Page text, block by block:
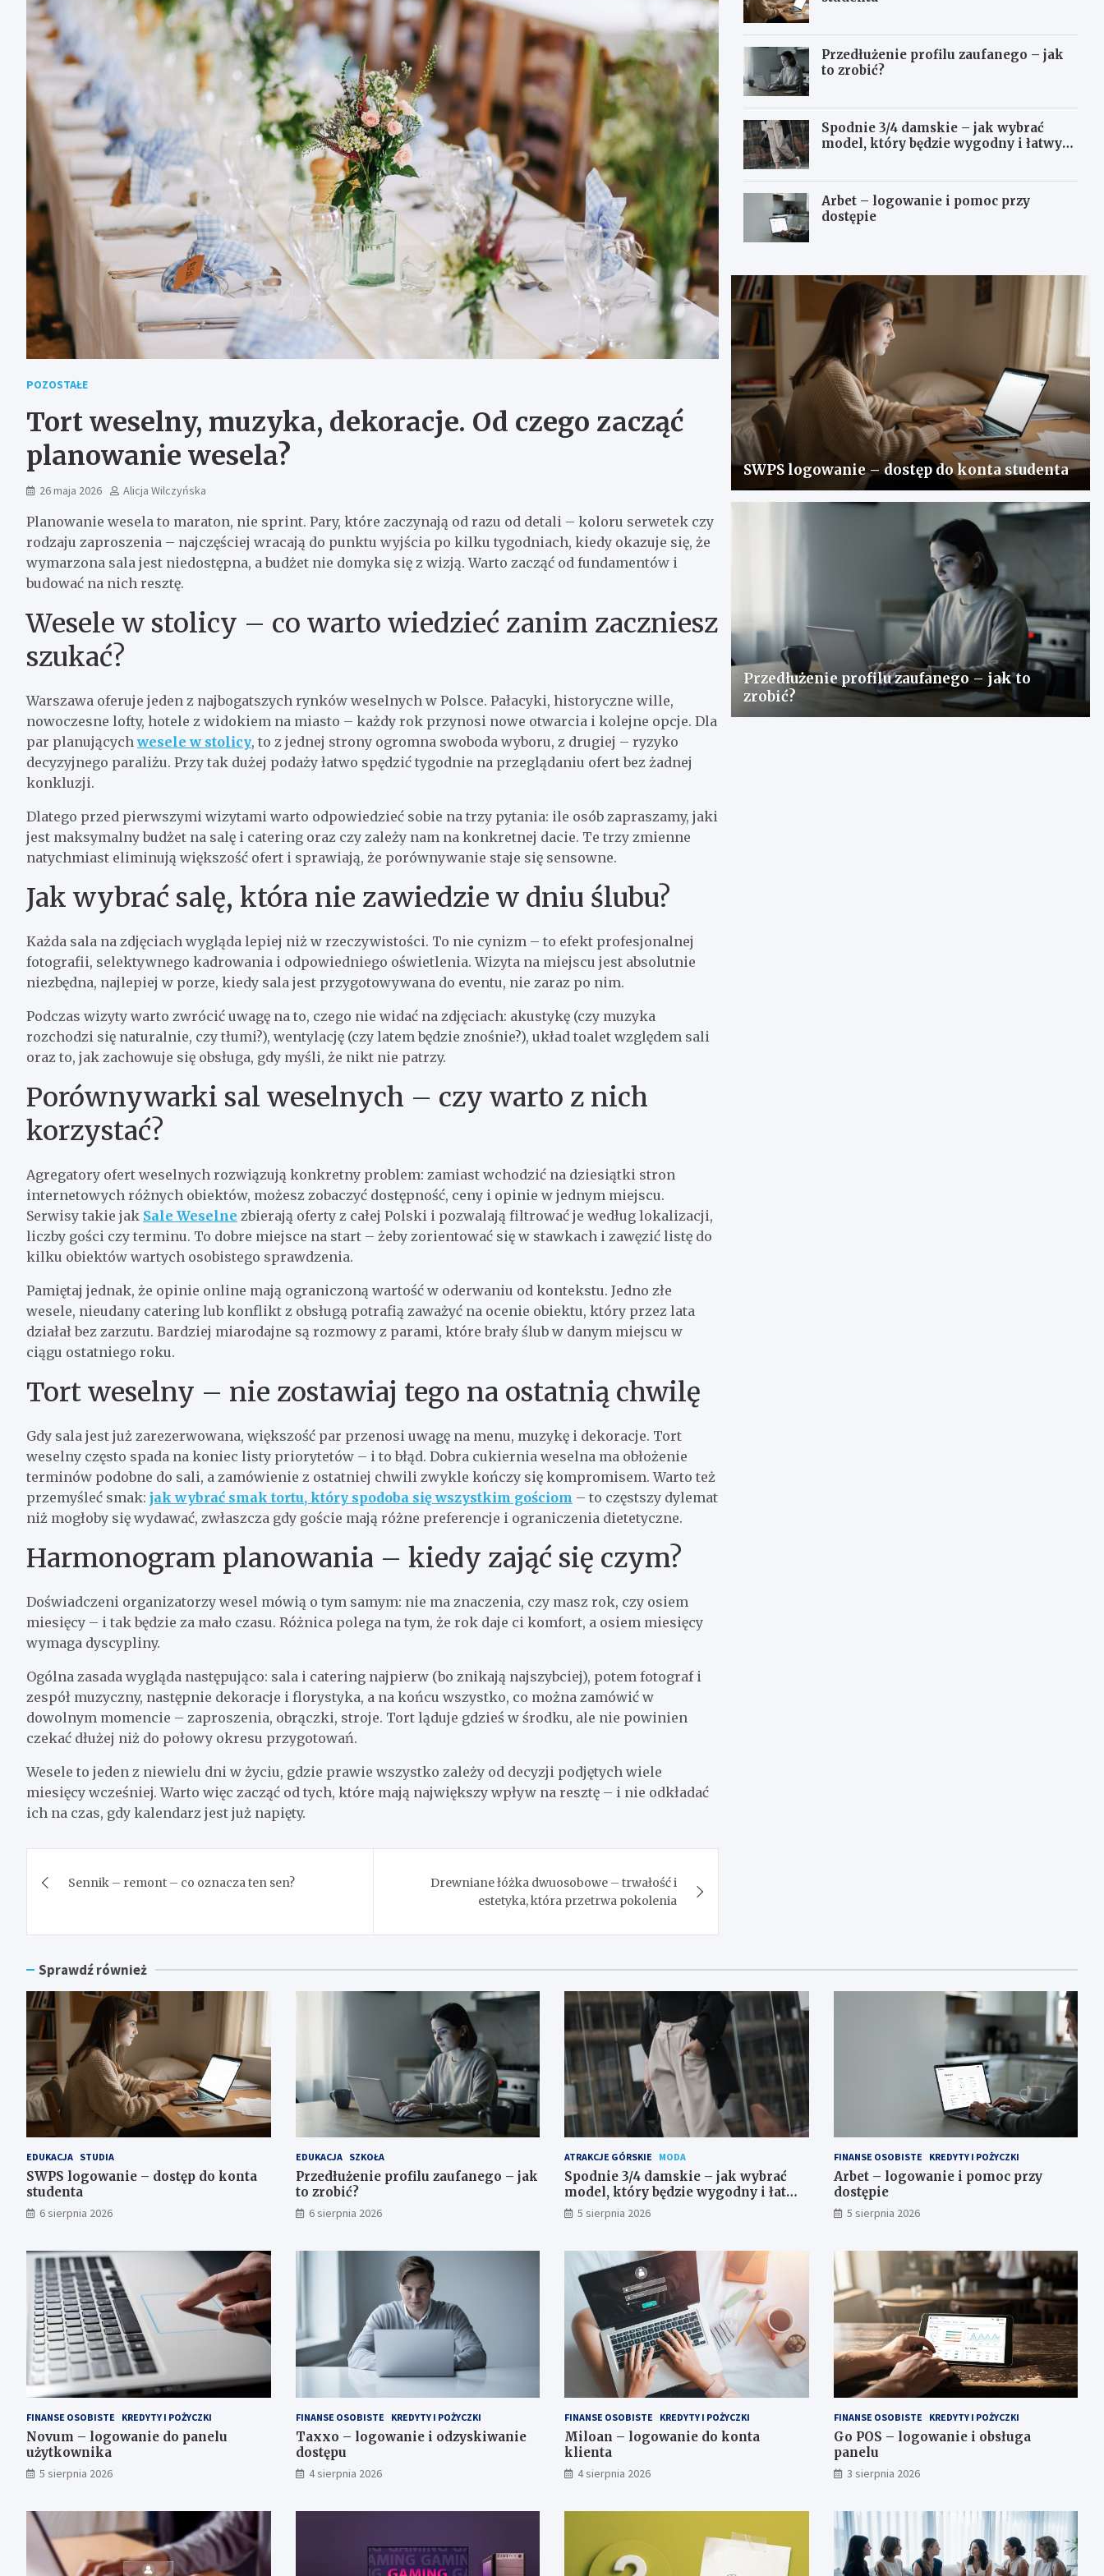
POZOSTAŁE
Tort weselny, muzyka, dekoracje. Od czego zacząć
planowanie wesela?
26 maja 2026 Alicja Wilczyńska
Planowanie wesela to maraton, nie sprint. Pary, które zaczynają od razu od detali – koloru serwetek czy
rodzaju zaproszenia – najczęściej wracają do punktu wyjścia po kilku tygodniach, kiedy okazuje się, że
wymarzona sala jest niedostępna, a budżet nie domyka się z wizją. Warto zacząć od fundamentów i
budować na nich resztę.
Wesele w stolicy – co warto wiedzieć zanim zaczniesz
szukać?
Warszawa oferuje jeden z najbogatszych rynków weselnych w Polsce. Pałacyki, historyczne wille,
nowoczesne lofty, hotele z widokiem na miasto – każdy rok przynosi nowe otwarcia i kolejne opcje. Dla
par planującychwesele w stolicy, to z jednej strony ogromna swoboda wyboru, z drugiej – ryzyko
decyzyjnego paraliżu. Przy tak dużej podaży łatwo spędzić tygodnie na przeglądaniu ofert bez żadnej
konkluzji.
Dlatego przed pierwszymi wizytami warto odpowiedzieć sobie na trzy pytania: ile osób zapraszamy, jaki
jest maksymalny budżet na salę i catering oraz czy zależy nam na konkretnej dacie. Te trzy zmienne
natychmiast eliminują większość ofert i sprawiają, że porównywanie staje się sensowne.
Jak wybrać salę, która nie zawiedzie w dniu ślubu?
Każda sala na zdjęciach wygląda lepiej niż w rzeczywistości. To nie cynizm – to efekt profesjonalnej
fotografii, selektywnego kadrowania i odpowiedniego oświetlenia. Wizyta na miejscu jest absolutnie
niezbędna, najlepiej w porze, kiedy sala jest przygotowywana do eventu, nie zaraz po nim.
Podczas wizyty warto zwrócić uwagę na to, czego nie widać na zdjęciach: akustykę (czy muzyka
rozchodzi się naturalnie, czy tłumi?), wentylację (czy latem będzie znośnie?), układ toalet względem sali
oraz to, jak zachowuje się obsługa, gdy myśli, że nikt nie patrzy.
Porównywarki sal weselnych – czy warto z nich
korzystać?
Agregatory ofert weselnych rozwiązują konkretny problem: zamiast wchodzić na dziesiątki stron
internetowych różnych obiektów, możesz zobaczyć dostępność, ceny i opinie w jednym miejscu.
Serwisy takie jak Sale Weselne zbierają oferty z całej Polski i pozwalają filtrować je według lokalizacji,
liczby gości czy terminu. To dobre miejsce na start – żeby zorientować się w stawkach i zawęzić listę do
kilku obiektów wartych osobistego sprawdzenia.
Pamiętaj jednak, że opinie online mają ograniczoną wartość w oderwaniu od kontekstu. Jedno złe
wesele, nieudany catering lub konflikt z obsługą potrafią zaważyć na ocenie obiektu, który przez lata
działał bez zarzutu. Bardziej miarodajne są rozmowy z parami, które brały ślub w danym miejscu w
ciągu ostatniego roku.
Tort weselny – nie zostawiaj tego na ostatnią chwilę
Gdy sala jest już zarezerwowana, większość par przenosi uwagę na menu, muzykę i dekoracje. Tort
weselny często spada na koniec listy priorytetów – i to błąd. Dobra cukiernia weselna ma obłożenie
terminów podobne do sali, a zamówienie z ostatniej chwili zwykle kończy się kompromisem. Warto też
przemyśleć smak: jak wybrać smak tortu, który spodoba się wszystkim gościom – to częstszy dylemat
niż mogłoby się wydawać, zwłaszcza gdy goście mają różne preferencje i ograniczenia dietetyczne.
Harmonogram planowania – kiedy zająć się czym?
Doświadczeni organizatorzy wesel mówią o tym samym: nie ma znaczenia, czy masz rok, czy osiem
miesięcy – i tak będzie za mało czasu. Różnica polega na tym, że rok daje ci komfort, a osiem miesięcy
wymaga dyscypliny.
Ogólna zasada wygląda następująco: sala i catering najpierw (bo znikają najszybciej), potem fotograf i
zespół muzyczny, następnie dekoracje i florystyka, a na końcu wszystko, co można zamówić w
dowolnym momencie – zaproszenia, obrączki, stroje. Tort ląduje gdzieś w środku, ale nie powinien
czekać dłużej niż do połowy okresu przygotowań.
Wesele to jeden z niewielu dni w życiu, gdzie prawie wszystko zależy od decyzji podjętych wiele
miesięcy wcześniej. Warto więc zacząć od tych, które mają największy wpływ na resztę – i nie odkładać
ich na czas, gdy kalendarz jest już napięty.
wpisu
Sennik – remont – co oznacza ten sen?
Drewniane łóżka dwuosobowe – trwałość i
estetyka, która przetrwa pokolenia
Przedłużenie profilu zaufanego – jak
to zrobić?
Spodnie 3/4 damskie – jak wybrać
model, który będzie wygodny i łatwy
Arbet – logowanie i pomoc przy
dostępie
SWPS logowanie – dostęp do konta studenta
Przedłużenie profilu zaufanego – jak to
zrobić?
Sprawdź również
EDUKACJA STUDIA
SWPS logowanie – dostęp do konta
studenta
6 sierpnia 2026
EDUKACJA SZKOŁA
Przedłużenie profilu zaufanego – jak
to zrobić?
6 sierpnia 2026
ATRAKCJE GÓRSKIE MODA
Spodnie 3/4 damskie – jak wybrać
model, który będzie wygodny i łatwy
do stylizowania?
5 sierpnia 2026
FINANSE OSOBISTE KREDYTY I POŻYCZKI
Arbet – logowanie i pomoc przy
dostępie
5 sierpnia 2026
FINANSE OSOBISTE KREDYTY I POŻYCZKI
Novum – logowanie do panelu
użytkownika
5 sierpnia 2026
FINANSE OSOBISTE KREDYTY I POŻYCZKI
Taxxo – logowanie i odzyskiwanie
dostępu
4 sierpnia 2026
FINANSE OSOBISTE KREDYTY I POŻYCZKI
Miloan – logowanie do konta
klienta
4 sierpnia 2026
FINANSE OSOBISTE KREDYTY I POŻYCZKI
Go POS – logowanie i obsługa
panelu
3 sierpnia 2026